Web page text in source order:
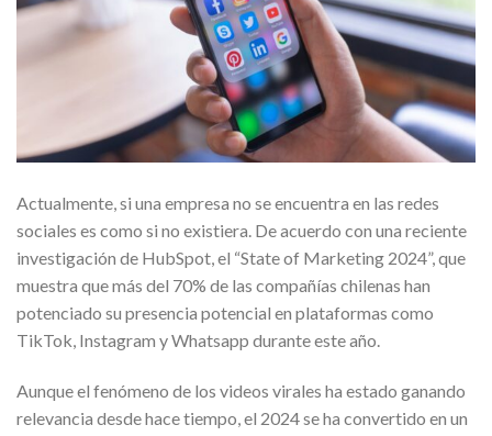
Actualmente, si una empresa no se encuentra en las redes
sociales es como si no existiera. De acuerdo con una reciente
investigación de HubSpot, el “State of Marketing 2024”, que
muestra que más del 70% de las compañías chilenas han
potenciado su presencia potencial en plataformas como
TikTok, Instagram y Whatsapp durante este año.
Aunque el fenómeno de los videos virales ha estado ganando
relevancia desde hace tiempo, el 2024 se ha convertido en un